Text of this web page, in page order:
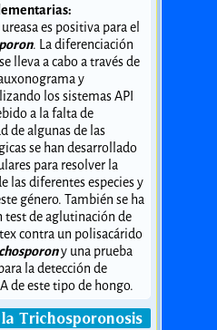
es positiva para el
. La diferenciación
lleva a cabo a través de
y
los sistemas API
a la falta de
de algunas de las
se han desarrollado
para resolver la
las diferentes especies y
género. También se ha
test de aglutinación de
contra un polisacárido
y una prueba
la detección de
de este tipo de hongo.
Trichosporonosis